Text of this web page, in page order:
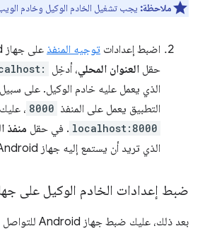
ملاحظة: يجب تشغيل الخادم الوكيل وخادم
اضبط إعدادات توجيه المنفذ
حقل العنوان المحلي، أدخِل
الذي يعمل عليه خادم الوكيل. على سبيل
التطبيق يعمل على المنفذ 8000 ،
localhost:8000 . في حقل منفذ
الذي تريد أن يستمع إليه جهاز Android، مثل
ضبط إعدادات الخادم الوكيل على
بعد ذلك، عليك ضبط جهاز Android للتواصل مع خادم البروكسي.